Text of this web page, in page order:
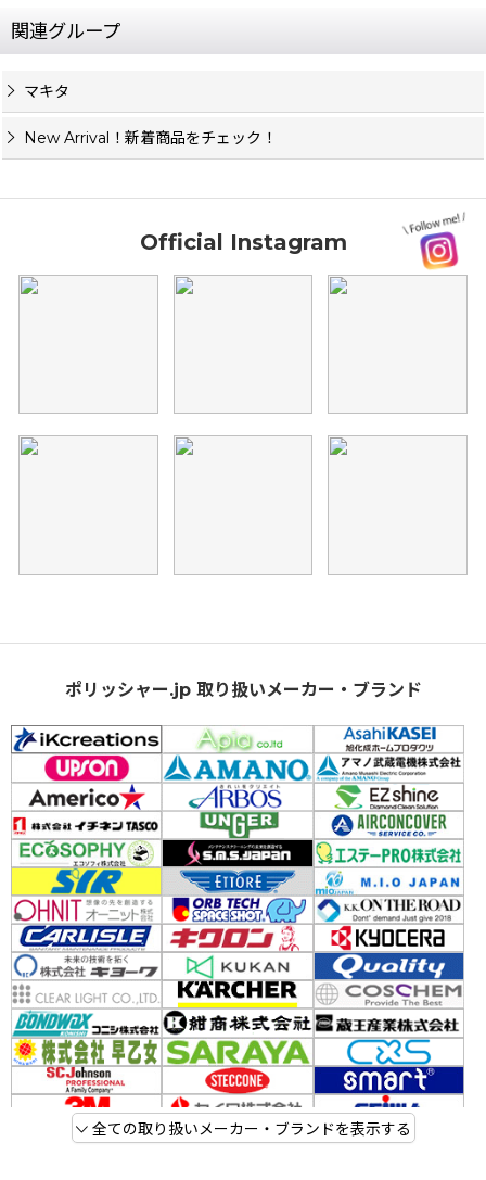
関連グループ
マキタ
New Arrival！新着商品をチェック！
Official Instagram
ポリッシャー.jp 取り扱いメーカー・ブランド
全ての取り扱いメーカー・ブランドを表示する